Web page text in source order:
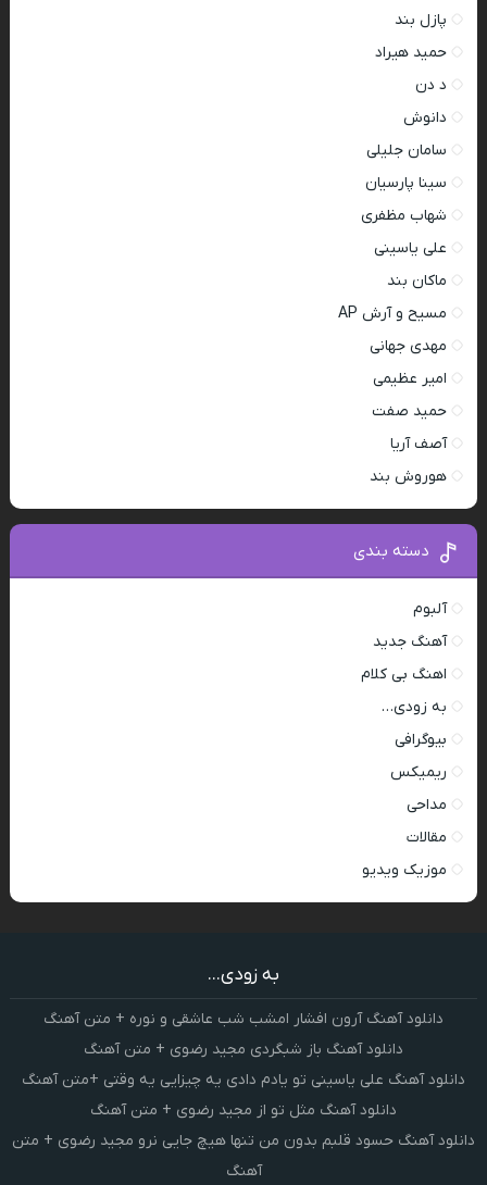
پازل بند
حمید هیراد
د دن
دانوش
سامان جلیلی
سینا پارسیان
شهاب مظفری
علی یاسینی
ماکان بند
مسیح و آرش AP
مهدی جهانی
امیر عظیمی
حمید صفت
آصف آریا
هوروش بند
دسته بندی
آلبوم
آهنگ جدید
اهنگ بی کلام
به زودی…
بیوگرافی
ریمیکس
مداحی
مقالات
موزیک ویدیو
به زودی...
دانلود آهنگ آرون افشار امشب شب عاشقی و نوره + متن آهنگ
دانلود آهنگ باز شبگردی مجید رضوی + متن آهنگ
دانلود آهنگ علی یاسینی تو یادم دادی یه چیزایی یه وقتی +متن آهنگ
دانلود آهنگ مثل تو از مجید رضوی + متن آهنگ
دانلود آهنگ حسود قلبم بدون من تنها هیچ جایی نرو مجید رضوی + متن
آهنگ